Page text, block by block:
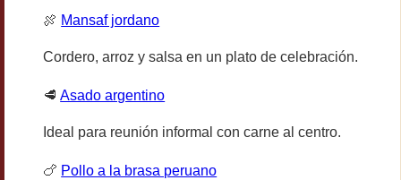
🍖 Mansaf jordano
Cordero, arroz y salsa en un plato de celebración.
🥩Asado argentino
Ideal para reunión informal con carne al centro.
🍗 Pollo a la brasa peruano